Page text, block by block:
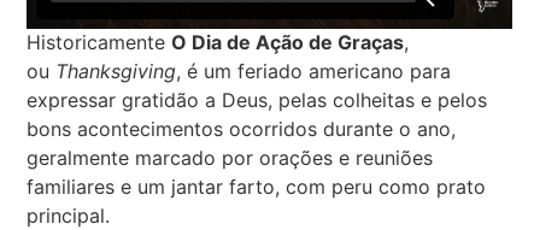
HistoricamenteO Dia de Ação de Graças,
ou Thanksgiving, é um feriado americano para
expressar gratidão a Deus, pelas colheitas e pelos
bons acontecimentos ocorridos durante o ano,
geralmente marcado por orações e reuniões
familiares e um jantar farto, com peru como prato
principal.